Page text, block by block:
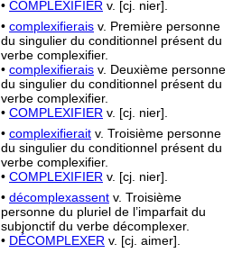
• COMPLEXIFIER v. [cj. nier].
• complexifierais v. Première personne
du singulier du conditionnel présent du
verbe complexifier.
• complexifierais v. Deuxième personne
du singulier du conditionnel présent du
verbe complexifier.
• COMPLEXIFIER v. [cj. nier].
• complexifierait v. Troisième personne
du singulier du conditionnel présent du
verbe complexifier.
• COMPLEXIFIER v. [cj. nier].
• décomplexassent v. Troisième
personne du pluriel de l’imparfait du
subjonctif du verbe décomplexer.
• DÉCOMPLEXER v. [cj. aimer].